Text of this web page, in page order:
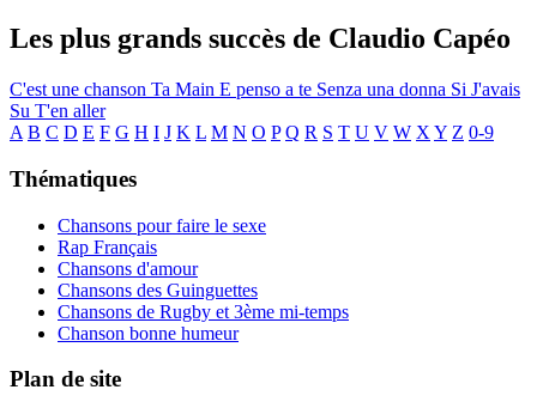
Les plus grands succès de Claudio Capéo
C'est une chanson Ta Main E penso a te Senza una donna Si J'avais
Su T'en aller
A B C D E F G H I J K L M N O P Q R S T U V W X Y Z 0-9
Thématiques
Chansons pour faire le sexe
Rap Français
Chansons d'amour
Chansons des Guinguettes
Chansons de Rugby et 3ème mi-temps
Chanson bonne humeur
Plan de site